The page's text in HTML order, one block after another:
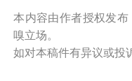
本内容由作者授权发
嗅立场。
如对本稿件有异议或投